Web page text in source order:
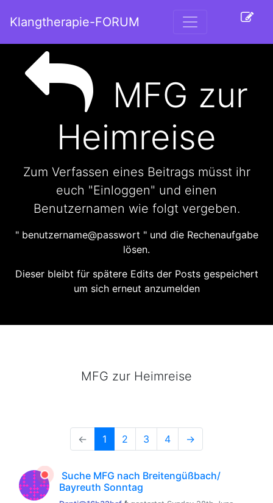
Klangtherapie-FORUM
MFG zur
Heimreise
Zum Verfassen eines Beitrags müsst ihr
euch "Einloggen" und einen
Benutzernamen wie folgt vergeben.
" benutzername@passwort " und die Rechenaufgabe
lösen.
Dieser bleibt für spätere Edits der Posts gespeichert
um sich erneut anzumelden
MFG zur Heimreise
← 1 2 3 4 →
Suche MFG nach Breitengüßbach/
Bayreuth Sonntag